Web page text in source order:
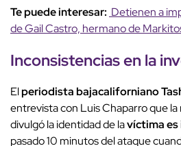
Te puede interesar: Detienen a
de Gail Castro, hermano de
Inconsistencias en la
Elperiodista bajacaliforniano
entrevista con Luis Chaparro que la
divulgó la identidad de lavíctima es
pasado 10 minutos del ataque